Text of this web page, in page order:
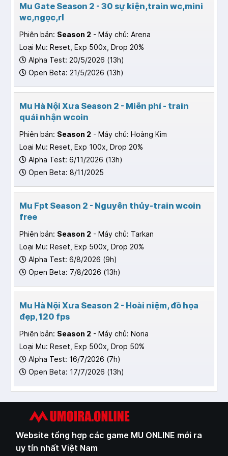
Mu Gate Season 2 - 30 sự kiện,train wc,mini
wc,ngọc,rl
Phiên bản: Season 2 - Máy chủ: Arena
Loại Mu: Reset, Exp 500x, Drop 20%
Alpha Test: 20/5/2026 (13h)
Open Beta: 21/5/2026 (13h)
Mu Hà Nội Xưa Season 2 - Miễn phí - train
quái nhận wcoin
Phiên bản: Season 2 - Máy chủ: Hoàng Kim
Loại Mu: Reset, Exp 100x, Drop 20%
Alpha Test: 6/11/2026 (13h)
Open Beta: 8/11/2025
Mu Fpt Season 2 - Nguyên thủy-train wcoin
free
Phiên bản: Season 2 - Máy chủ: Tarkan
Loại Mu: Reset, Exp 500x, Drop 20%
Alpha Test: 6/8/2026 (9h)
Open Beta: 7/8/2026 (13h)
Mu Hà Nội Xưa Season 2 - Hoài niệm, đồ họa
đẹp, 120 fps
Phiên bản: Season 2 - Máy chủ: Noria
Loại Mu: Reset, Exp 500x, Drop 50%
Alpha Test: 16/7/2026 (7h)
Open Beta: 17/7/2026 (13h)
Website tổng hợp các game MU ONLINE mới ra
uy tín nhất Việt Nam